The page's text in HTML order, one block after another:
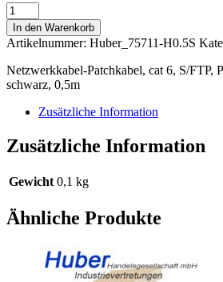
Patchkabel
cat
6
S/FTP
PIMF
Halogenfrei
0,5m
In den Warenkorb
Artikelnummer: Huber_75711-H0.5S
Netzwerkkabel-Patchkabel, cat 6, S/FTP,
schwarz, 0,5m
Zusätzliche Information
Zusätzliche Information
Gewicht 0,1 kg
Ähnliche Produkte